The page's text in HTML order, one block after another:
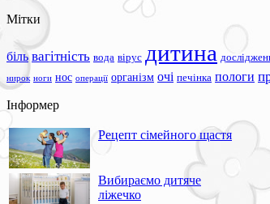
Мітки
біль вагітність вода вірус дитина
нирок ноги нос операції організм очі печінка пологи
Інформер
Рецепт сімейного щастя
Вибираємо дитяче
ліжечко